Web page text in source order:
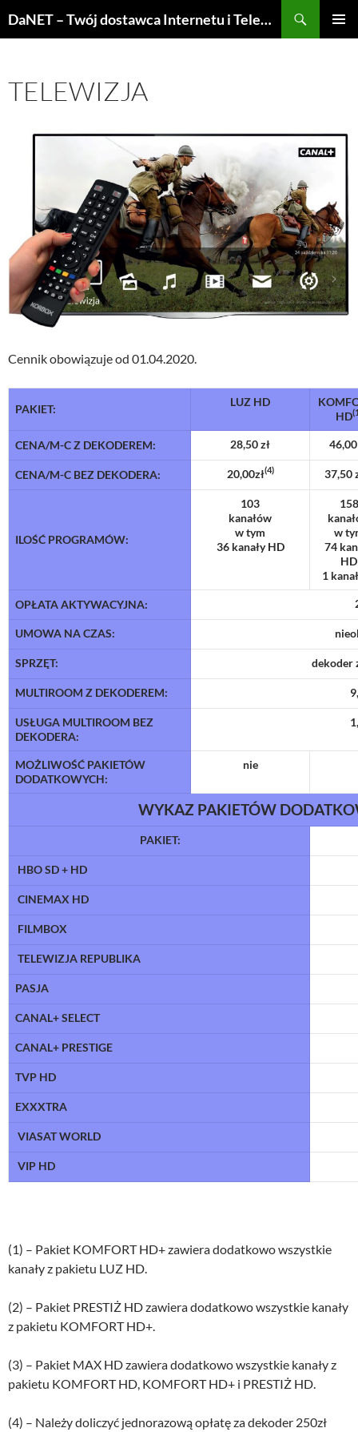
DaNET – Twój dostawca Internetu i Telewizji
TELEWIZJA
Cennik obowiązuje od 01.04.2020.
PAKIET:
LUZ HD
HD
CENA/M-C Z DEKODEREM: 28,50 zł 46,00
CENA/M-C BEZ DEKODERA: 20,00zł(4) 37,50
ILOŚĆ PROGRAMÓW:
103
kanałów
w tym
36 kanały HD
158
w
74
HD
1
OPŁATA AKTYWACYJNA:
UMOWA NA CZAS:
SPRZĘT: dekoder
MULTIROOM Z DEKODEREM:
USŁUGA MULTIROOM BEZ
DEKODERA:
MOŻLIWOŚĆ PAKIETÓW
DODATKOWYCH:
nie
WYKAZ PAKIETÓW
PAKIET:
HBO SD + HD
CINEMAX HD
FILMBOX
TELEWIZJA REPUBLIKA
PASJA
CANAL+ SELECT
CANAL+ PRESTIGE
TVP HD
EXXXTRA
VIASAT WORLD
VIP HD
(1) – Pakiet KOMFORT HD+ zawiera dodatkowo wszystkie
kanały z pakietu LUZ HD.
(2) – Pakiet PRESTIŻ HD zawiera dodatkowo wszystkie kanały
z pakietu KOMFORT HD+.
(3) – Pakiet MAX HD zawiera dodatkowo wszystkie kanały z
pakietu KOMFORT HD, KOMFORT HD+ i PRESTIŻ HD.
(4) – Należy doliczyć jednorazową opłatę za dekoder 250zł